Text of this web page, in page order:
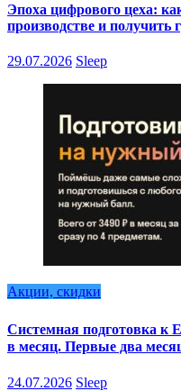
Эпоха цифрового цеха:
производстве и получить
29.07.2026 Sleep
Акции, скидки
Системная подготовка к
в месяц. Первые два
24.07.2026 Sleep